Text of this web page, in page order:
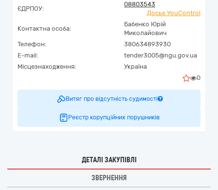
ЄДРПОУ:
08803543
Досьє YouControl
Контактна особа:
Бабенко Юрій
Миколайович
Телефон:
380634893930
E-mail:
tender3005@ngu.gov.ua
Місцезнаходження:
Україна
0
Витяг про відсутність судимості
Реєстр корупційних порушників
ДЕТАЛІ ЗАКУПІВЛІ
ЗВЕРНЕННЯ